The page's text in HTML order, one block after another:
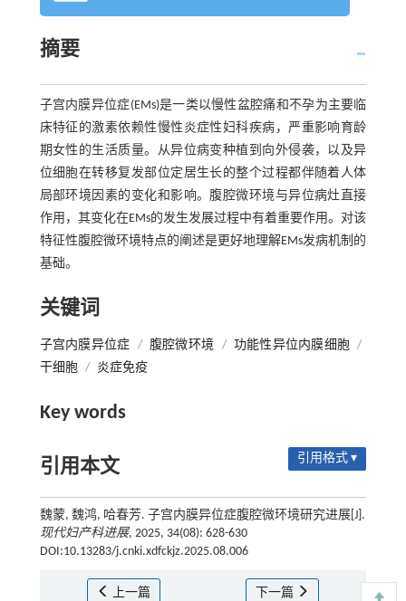
摘要
子宫内膜异位症(EMs)是一类以慢性盆腔痛和不孕为主要临
床特征的激素依赖性慢性炎症性妇科疾病，严重影响育龄
期女性的生活质量。从异位病变种植到向外侵袭，以及异
位细胞在转移复发部位定居生长的整个过程都伴随着人体
局部环境因素的变化和影响。腹腔微环境与异位病灶直接
作用，其变化在EMs的发生发展过程中有着重要作用。对该
特征性腹腔微环境特点的阐述是更好地理解EMs发病机制的
基础。
关键词
子宫内膜异位症 / 腹腔微环境 / 功能性异位内膜细胞 /
干细胞 / 炎症免疫
Key words
引用本文 引用格式 ▾
魏蒙, 魏鸿, 哈春芳. 子宫内膜异位症腹腔微环境研究进展[J].
现代妇产科进展, 2025, 34(08): 628-630
DOI:10.13283/j.cnki.xdfckjz.2025.08.006
上一篇 下一篇